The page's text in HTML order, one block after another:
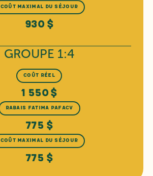
COÛT MAXIMAL DU SÉJOUR
930 $
GROUPE 1:4
COÛT RÉEL
1 550 $
RABAIS FATIMA PAFACV
775 $
COÛT MAXIMAL DU SÉJOUR
775 $